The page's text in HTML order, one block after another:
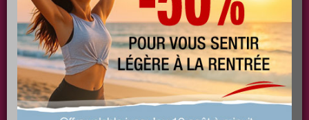
PLUS
EFFICACE
PLUS
SANTÉ
PLUS
COACHING